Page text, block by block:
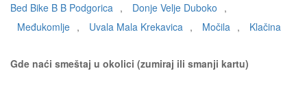
Bed Bike B B Podgorica , Donje Velje Duboko ,
Međukomlje , Uvala Mala Krekavica , Močila , Klačina
Gde naći smeštaj u okolici (zumiraj ili smanji kartu)